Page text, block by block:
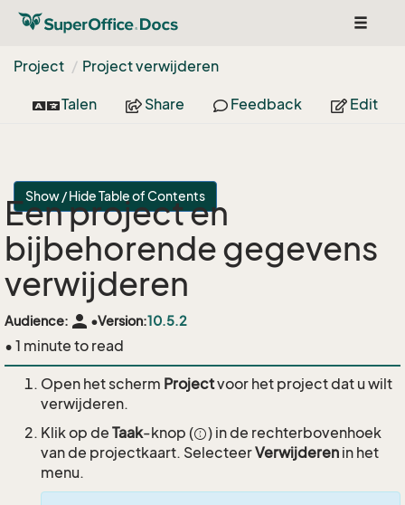
Toggle
Project
Project verwijderen
Talen Share Feedback Edit
Show / Hide Table of Contents
Een project en
bijbehorende gegevens
verwijderen
Audience: person •Version:10.5.2
• 1 minute to read
Open het scherm Projectvoor het project dat u wilt
verwijderen.
Klik op de Taak-knop (
) in de rechterbovenhoek
van de projectkaart. SelecteerVerwijderen in het
menu.